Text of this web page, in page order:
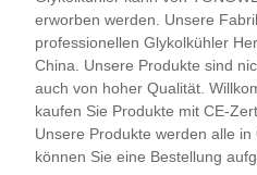
Glykolkühler haben wir
Monaten , jedes Problem,
Kühler selbst verursacht
Behebung des Problems
freuen uns darauf, Ihr
Glykolkühler in China zu
erworben werden. Unsere
professionellen Glykolkühler
China. Unsere Produkte sind
auch von hoher Qualität.
kaufen Sie Produkte mit CE-
Unsere Produkte werden alle
können Sie eine Bestellung